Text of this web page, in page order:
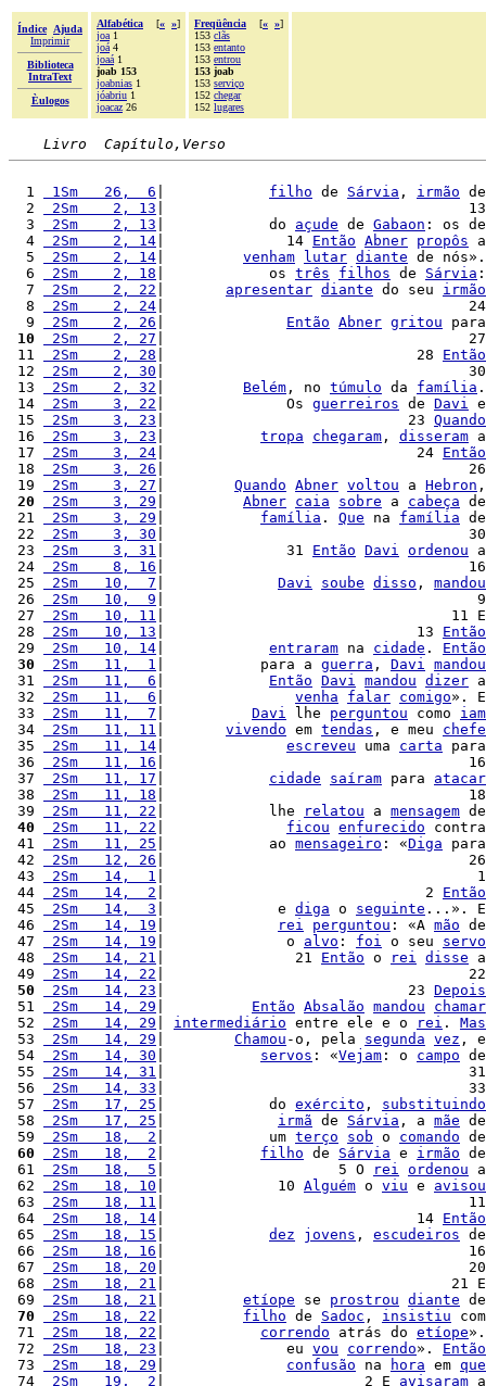
Índice
Ajuda
Imprimir
Biblioteca
IntraText
Èulogos
Alfabética [« »]
joa 1
joá 4
joaá 1
joab 153
joabnias 1
jóabriu 1
joacaz 26
Freqüência [« »]
153 clãs
153 entanto
153 entrou
153 joab
153 serviço
152 chegar
152 lugares
Livro  Capítulo,Verso
  1
1Sm   26,  6 filho de Sárvia , irmão
  2
2Sm    2, 13 |
  3
2Sm    2, 13 |            do açude de Gabaon : os
  4
2Sm    2, 14 |              14 Então Abner propôs
  5
2Sm    2, 14 venham lutar diante de
  6
2Sm    2, 18 |            os três filhos de Sárvia
  7
2Sm    2, 22 apresentar diante do seu irmão
  8
2Sm    2, 24 |
  9
2Sm    2, 26 Então Abner gritou
10
2Sm    2, 27 |
11
2Sm    2, 28 |                             28 Então
12
2Sm    2, 30 |
13
2Sm    2, 32 Belém , no túmulo da família
14
2Sm    3, 22 |              Os guerreiros de Davi
15
2Sm    3, 23 |                            23 Quando
16
2Sm    3, 23 tropa chegaram , disseram
17
2Sm    3, 24 |                             24 Então
18
2Sm    3, 26 |
19
2Sm    3, 27 Quando Abner voltou a Hebron
20
2Sm    3, 29 Abner caia sobre a cabeça
21
2Sm    3, 29 família . Que na família
22
2Sm    3, 30 |
23
2Sm    3, 31 |              31 Então Davi ordenou
24
2Sm    8, 16 |
25
2Sm   10,  7 Davi soube disso , mandou
26
2Sm   10,  9 |
27
2Sm   10, 11 |                                 11
28
2Sm   10, 13 |                             13 Então
29
2Sm   10, 14 entraram na cidade . Então
30
2Sm   11,  1 |           para a guerra , Davi mandou
31
2Sm   11,  6 Então Davi mandou dizer
32
2Sm   11,  6 venha falar comigo».
33
2Sm   11,  7 Davi lhe perguntou como iam
34
2Sm   11, 11 vivendo em tendas , e meu chefe
35
2Sm   11, 14 escreveu uma carta
36
2Sm   11, 16 |
37
2Sm   11, 17 cidade saíram para atacar
38
2Sm   11, 18 |
39
2Sm   11, 22 |            lhe relatou a mensagem
40
2Sm   11, 22 ficou enfurecido
41
2Sm   11, 25 |            ao mensageiro : «Diga
42
2Sm   12, 26 |
43
2Sm   14,  1 |
44
2Sm   14,  2 |                              2 Então
45
2Sm   14,  3 |             e diga o seguinte ...».
46
2Sm   14, 19 rei perguntou : «A mão
47
2Sm   14, 19 |              o alvo : foi o seu servo
48
2Sm   14, 21 |               21 Então o rei disse
49
2Sm   14, 22 |
50
2Sm   14, 23 |                            23 Depois
51
2Sm   14, 29 Então Absalão mandou
chamar
52
2Sm   14, 29 intermediário entre ele e o rei . Mas
53
2Sm   14, 29 Chamou -o, pela segunda vez ,
54
2Sm   14, 30 servos : «Vejam : o campo
55
2Sm   14, 31 |
56
2Sm   14, 33 |
57
2Sm   17, 25 |            do exército , substituindo
58
2Sm   17, 25 irmã de Sárvia , a mãe
59
2Sm   18,  2 |            um terço sob o comando
60
2Sm   18,  2 filho de Sárvia e irmão
61
2Sm   18,  5 |                    5 O rei ordenou
62
2Sm   18, 10 |             10 Alguém o viu e avisou
63
2Sm   18, 11 |
64
2Sm   18, 14 |                             14 Então
65
2Sm   18, 15 dez jovens , escudeiros
66
2Sm   18, 16 |
67
2Sm   18, 20 |
68
2Sm   18, 21 |                                 21
69
2Sm   18, 21 etíope se prostrou diante
70
2Sm   18, 22 filho de Sadoc , insistiu
71
2Sm   18, 22 correndo atrás do etíope
72
2Sm   18, 23 |              eu vou correndo». Então
73
2Sm   18, 29 confusão na hora em que
74
2Sm   19,  2 |                       2 E avisaram